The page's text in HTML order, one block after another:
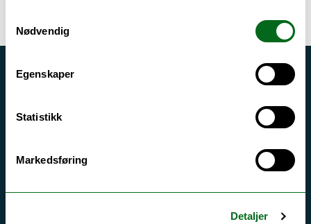
Nødvendig
Egenskaper
Statistikk
Markedsføring
Detaljer
Akutt hjelp
Personvern ved UiT